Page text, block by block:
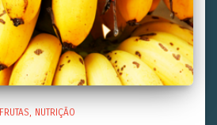
FRUTAS NUTRIÇÃO